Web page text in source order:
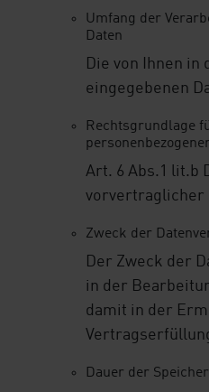
Umfang der
Daten
Die von Ihnen
eingegebenen
Rechtsgrundlage
Art. 6 Abs.1 lit.b
vorvertraglicher
Zweck der
Der Zweck der
in der
damit in der
Dauer der